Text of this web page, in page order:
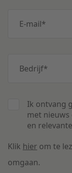
E-mail*
Bedrijf*
Ik ontvang
met
en
Klik hier om te
omgaan.